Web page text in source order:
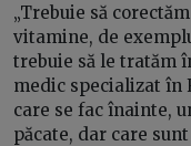
„Trebuie să
vitamine, de
trebuie să le tratăm
medic specializat în
care se fac înainte,
păcate, dar care